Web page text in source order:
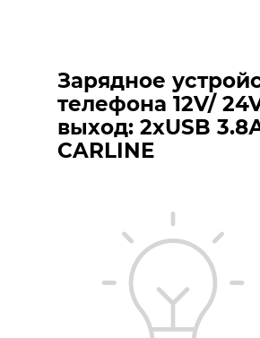
Зарядное
телефона 12V/
выход: 2хUSB
CARLINE